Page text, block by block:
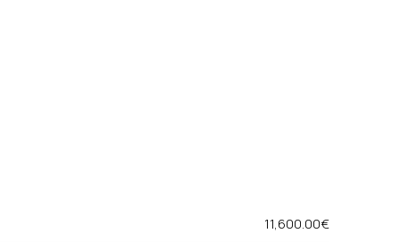
11,600.00€